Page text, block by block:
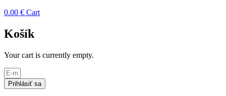
0.00 € Cart
Košík
Your cart is currently empty.
Prihlásiť sa